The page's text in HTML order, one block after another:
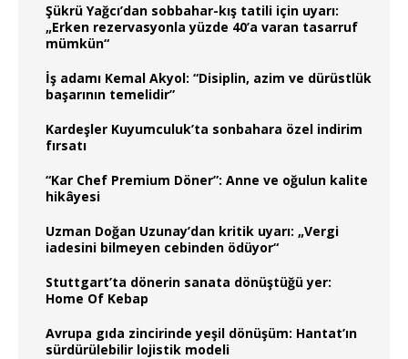
Şükrü Yağcı’dan sobbahar-kış tatili için uyarı:
„Erken rezervasyonla yüzde 40’a varan tasarruf
mümkün“
İş adamı Kemal Akyol: “Disiplin, azim ve dürüstlük
başarının temelidir”
Kardeşler Kuyumculuk’ta sonbahara özel indirim
fırsatı
“Kar Chef Premium Döner”: Anne ve oğulun kalite
hikâyesi
Uzman Doğan Uzunay’dan kritik uyarı: „Vergi
iadesini bilmeyen cebinden ödüyor“
Stuttgart’ta dönerin sanata dönüştüğü yer:
Home Of Kebap
Avrupa gıda zincirinde yeşil dönüşüm: Hantat’ın
sürdürülebilir lojistik modeli